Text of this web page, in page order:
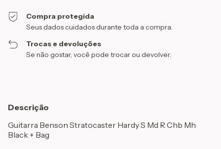
Compra protegida
Seus dados cuidados durante toda a compra.
Trocas e devoluções
Se não gostar, você pode trocar ou devolver.
Descrição
Guitarra Benson Stratocaster Hardy S Md R Chb Mh
Black + Bag